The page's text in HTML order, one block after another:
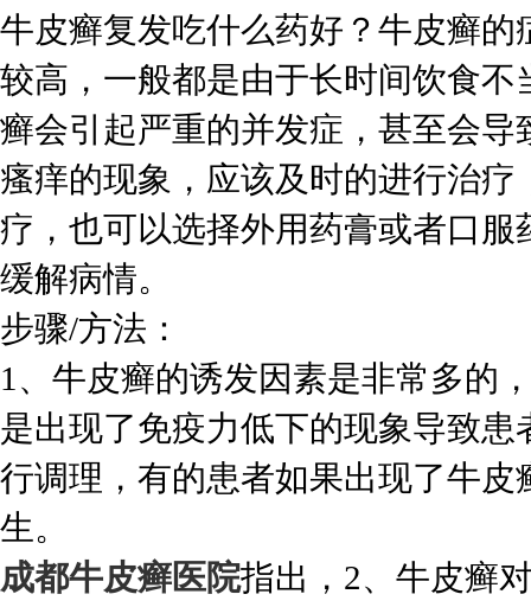
牛皮癣复发吃什么药好？牛皮癣
较高，一般都是由于长时间饮食
癣会引起严重的并发症，甚至会
瘙痒的现象，应该及时的进行治
疗，也可以选择外用药膏或者口
缓解病情。
步骤/方法：
1、牛皮癣的诱发因素是非常多的
是出现了免疫力低下的现象导致
行调理，有的患者如果出现了牛
生。
成都牛皮癣医院指出，2、牛皮癣